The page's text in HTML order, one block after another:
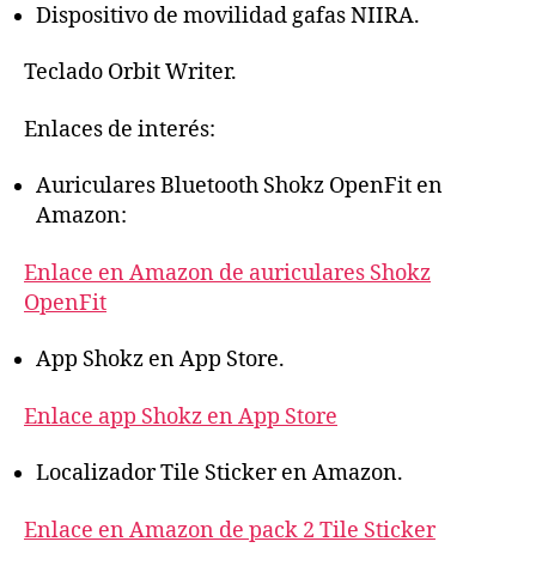
Dispositivo de movilidad gafas NIIRA.
Teclado Orbit Writer.
Enlaces de interés:
Auriculares Bluetooth Shokz OpenFit en
Amazon:
Enlace en Amazon de auriculares Shokz
OpenFit
App Shokz en App Store.
Enlace app Shokz en App Store
Localizador Tile Sticker en Amazon.
Enlace en Amazon de pack 2 Tile Sticker